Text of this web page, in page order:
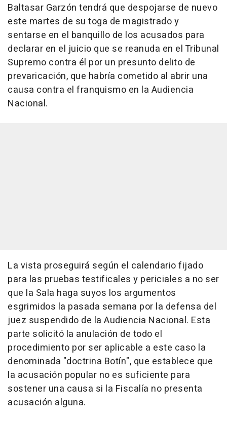
Baltasar Garzón tendrá que despojarse de nuevo
este martes de su toga de magistrado y
sentarse en el banquillo de los acusados para
declarar en el juicio que se reanuda en el Tribunal
Supremo contra él por un presunto delito de
prevaricación, que habría cometido al abrir una
causa contra el franquismo en la Audiencia
Nacional.
La vista proseguirá según el calendario fijado
para las pruebas testificales y periciales a no ser
que la Sala haga suyos los argumentos
esgrimidos la pasada semana por la defensa del
juez suspendido de la Audiencia Nacional. Esta
parte solicitó la anulación de todo el
procedimiento por ser aplicable a este caso la
denominada "doctrina Botín", que establece que
la acusación popular no es suficiente para
sostener una causa si la Fiscalía no presenta
acusación alguna.